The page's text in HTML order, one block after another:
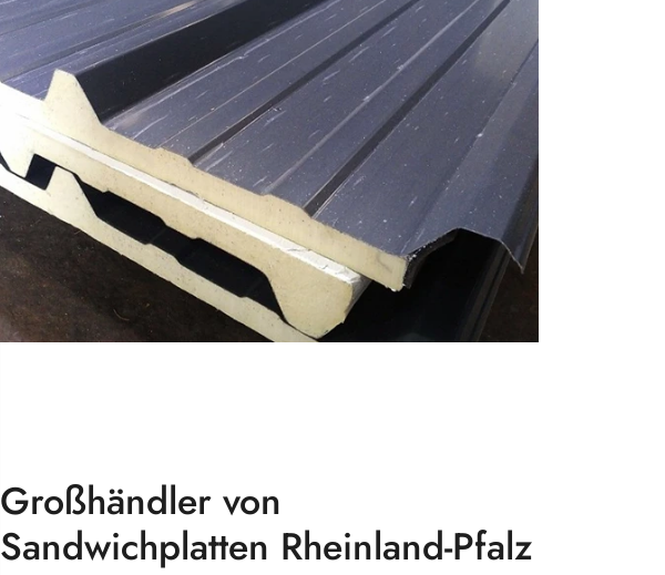
Großhändler von
Sandwichplatten Rheinland-Pfalz